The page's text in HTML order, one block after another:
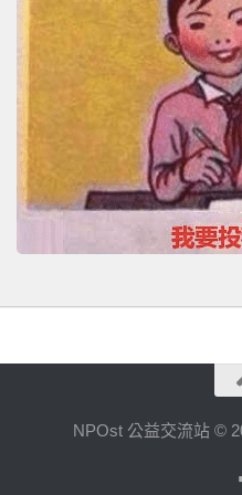
NPOst 公益交流站 ©